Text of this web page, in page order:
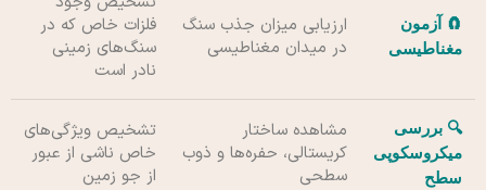
🧲 آزمون
مغناطیسی
ارزیابی میزان جذب سنگ
در میدان مغناطیسی
فلزات خاص که در
سنگ‌های زمینی
نادر است
🔍 بررسی
میکروسکوپی
سطح
مشاهده ساختار
کریستالی، حفره‌ها و ذوب
سطحی
تشخیص ویژگی‌های
خاص ناشی از عبور
از جو زمین